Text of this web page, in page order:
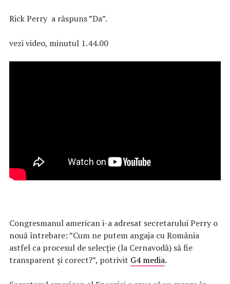
Rick Perry a răspuns ”Da”.
vezi video, minutul 1.44.00
Congresmanul american i-a adresat secretarului Perry o
nouă întrebare: ”Cum ne putem angaja cu România
astfel ca procesul de selecție (la Cernavodă) să fie
transparent și corect?”, potrivit G4 media.